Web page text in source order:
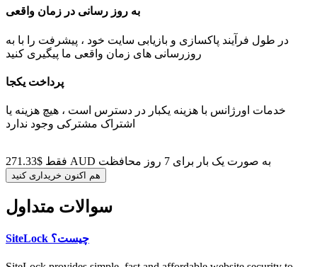
به روز رسانی در زمان واقعی
در طول فرآیند پاکسازی و بازیابی سایت خود ، پیشرفت را با به
روزرسانی های زمان واقعی ما پیگیری کنید
پرداخت یکجا
خدمات اورژانس با هزینه یکبار در دسترس است ، هیچ هزینه یا
اشتراک مشترکی وجود ندارد
فقط $271.33 AUD به صورت یک بار برای 7 روز محافظت
هم اکنون خریداری کنید
سوالات متداول
SiteLock چیست؟